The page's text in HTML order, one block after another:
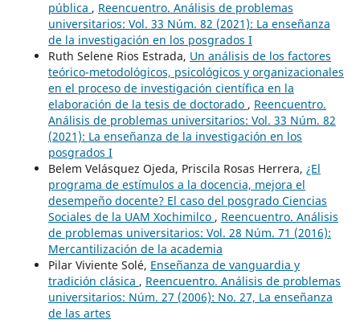
pública , Reencuentro. Análisis de problemas
universitarios: Vol. 33 Núm. 82 (2021): La enseñanza
de la investigación en los posgrados I
Ruth Selene Rios Estrada, Un análisis de los factores
teórico-metodológicos, psicológicos y organizacionales
en el proceso de investigación científica en la
elaboración de la tesis de doctorado , Reencuentro.
Análisis de problemas universitarios: Vol. 33 Núm. 82
(2021): La enseñanza de la investigación en los
posgrados I
Belem Velásquez Ojeda, Priscila Rosas Herrera, ¿El
programa de estímulos a la docencia, mejora el
desempeño docente? El caso del posgrado Ciencias
Sociales de la UAM Xochimilco , Reencuentro. Análisis
de problemas universitarios: Vol. 28 Núm. 71 (2016):
Mercantilización de la academia
Pilar Viviente Solé, Enseñanza de vanguardia y
tradición clásica , Reencuentro. Análisis de problemas
universitarios: Núm. 27 (2006): No. 27, La enseñanza
de las artes